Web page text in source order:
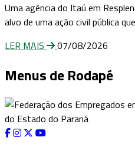
Uma agência do Itaú em
alvo de uma ação civil pública
LER MAIS
07/08/2026
Menus de Rodapé